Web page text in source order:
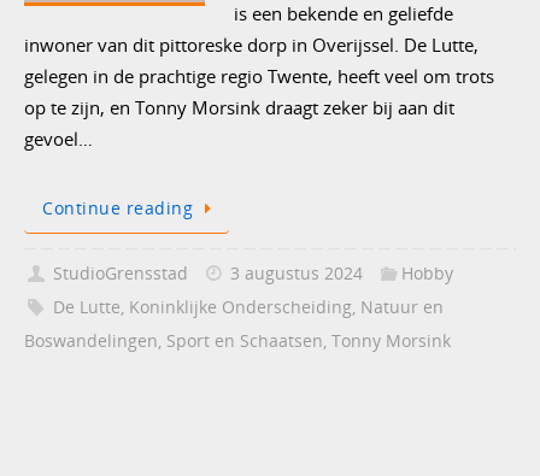
is een bekende en geliefde
inwoner van dit pittoreske dorp in Overijssel. De Lutte,
gelegen in de prachtige regio Twente, heeft veel om trots
op te zijn, en Tonny Morsink draagt zeker bij aan dit
gevoel…
Continue reading
StudioGrensstad 3 augustus 2024
Hobby
De Lutte, Koninklijke Onderscheiding, Natuur en
Boswandelingen, Sport en Schaatsen, Tonny Morsink